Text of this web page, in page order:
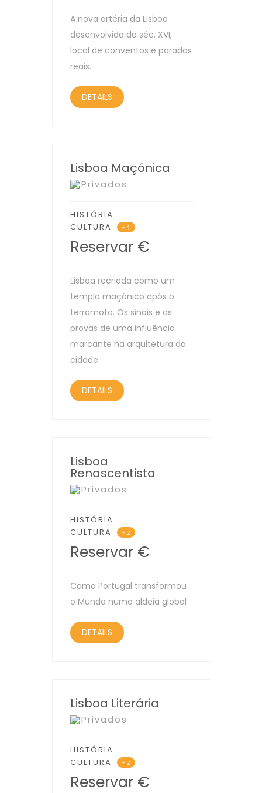
A nova artéria da Lisboa
desenvolvida do séc. XVI,
local de conventos e paradas
reais.
DETAILS
Lisboa Maçónica
Privados
HISTÓRIA
CULTURA
+ 1
Reservar €
Lisboa recriada como um
templo maçónico após o
terramoto. Os sinais e as
provas de uma influência
marcante na arquitetura da
cidade.
DETAILS
Lisboa
Renascentista
Privados
HISTÓRIA
CULTURA
+ 2
Reservar €
Como Portugal transformou
o Mundo numa aldeia global
DETAILS
Lisboa Literária
Privados
HISTÓRIA
CULTURA
+ 2
Reservar €